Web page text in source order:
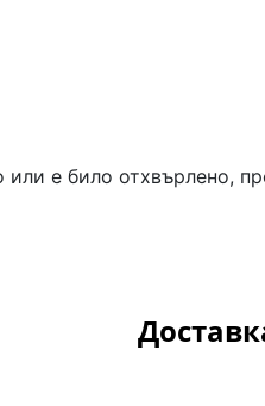
е било отхвърлено,